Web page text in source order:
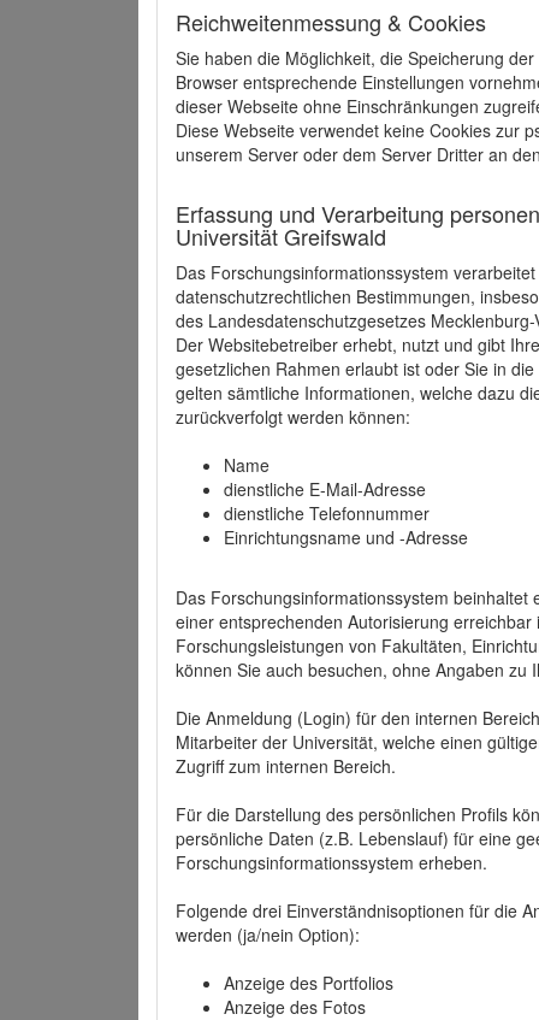
Reichweitenmessung & Cookies
Sie haben die Möglichkeit, die Speicherung
Browser entsprechende Einstellungen
dieser Webseite ohne Einschränkungen
Diese Webseite verwendet keine Cookies zur
unserem Server oder dem Server Dritter an
Erfassung und Verarbeitung
Universität Greifswald
Das Forschungsinformationssystem
datenschutzrechtlichen Bestimmungen,
des Landesdatenschutzgesetzes
Der Websitebetreiber erhebt, nutzt und gibt
gesetzlichen Rahmen erlaubt ist oder Sie in
gelten sämtliche Informationen, welche dazu
zurückverfolgt werden können:
Name
dienstliche E-Mail-Adresse
dienstliche Telefonnummer
Einrichtungsname und -Adresse
Das Forschungsinformationssystem beinhaltet
einer entsprechenden Autorisierung
Forschungsleistungen von Fakultäten,
können Sie auch besuchen, ohne Angaben zu
Die Anmeldung (Login) für den internen
Mitarbeiter der Universität, welche einen
Zugriff zum internen Bereich.
Für die Darstellung des persönlichen Profils
persönliche Daten (z.B. Lebenslauf) für eine
Forschungsinformationssystem erheben.
Folgende drei Einverständnisoptionen für die
werden (ja/nein Option):
Anzeige des Portfolios
Anzeige des Fotos